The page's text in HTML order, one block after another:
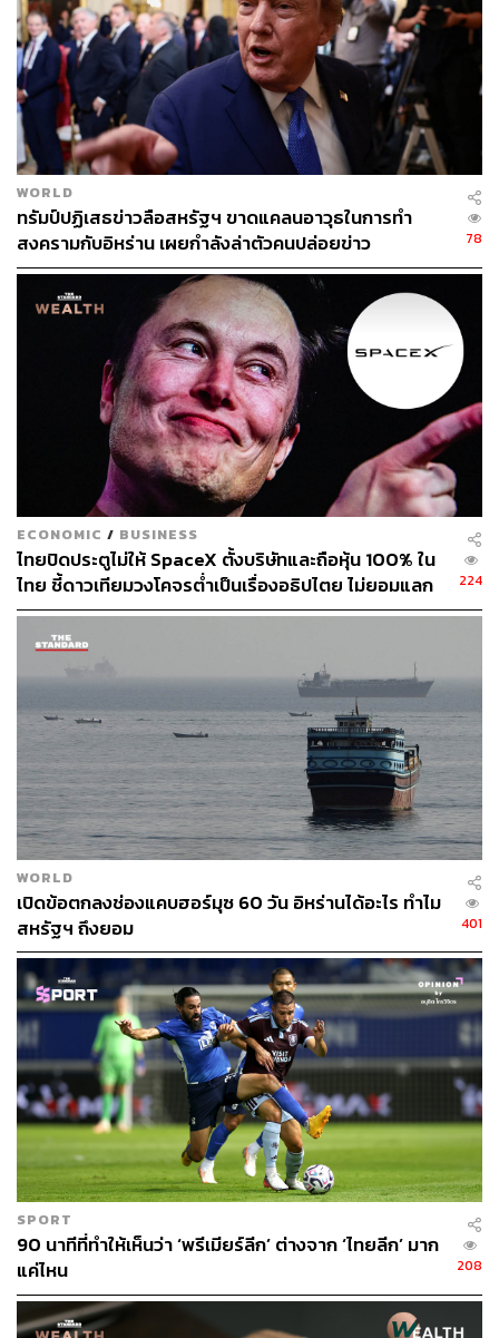
ขณะเดียวกันในช่วงระยะหลังมานี้ในช่วงระยะหลังมานี้นัก
ลงทุนหันมาเก็งว่า ทรัมป์จะสามารถคว้าชัยในการเลือกตั้ง
ครั้งนี้เพิ่มมากขึ้น อันมีส่วนทำให้ค่าเงินดอลลาร์ได้รับแรงซื้อ
เก็งกำไรเพิ่มขึ้นตามไปด้วย ซึ่งแม้ว่าในปัจจุบันราคาทองคำ
จะยังทรงตัวได้ในระดับสูง แต่กระนั้นหากทรัมป์สามารถกลับ
มาดำรงตำแหน่งประธานาธิบดีได้อีกครั้ง หรือที่เรียกว่า
Trump 2.0 มีแนวโน้มที่ราคาทองคำอาจต้องเผชิญกับแรง
กดดันที่อยู่ในระดับสูงยาวนาน เนื่องด้วยหากพิจารณาผลกระ
ทบจากทิศทางนโยบายของทั้งทรัมป์และแฮร์ริสจะพบว่า ผลก
ระทบจากนโยบายของทรัมป์มีแนวโน้มส่งผลเชิงลบต่อราคา
ทองคำมากกว่าเมื่อเทียบกับแนวทางนโยบายของแฮร์ริส
ทั้งนี้ ด้วยการชูแนวคิดการนำสหรัฐอเมริกากลับมาเป็นใหญ่
อีกครั้ง หรือ Make America Great Again (MAGA) สิ่งหนึ่งที่
ทรัมป์มีแนวโน้มให้ความสำคัญคือ ความแข็งแกร่งของค่า
เงินดอลลาร์ สอดคล้องกับเมื่อไม่นานมานี้ทรัมป์มีการ
ประกาศกร้าวที่จะขึ้นคิดภาษีนำเข้าด้วยอัตรา 100.0%
สำหรับประเทศที่เลิกใช้เงินดอลลาร์ ขณะที่ก่อนหน้านี้
นโยบายการตั้งกำแพงภาษีของทรัมป์อยู่ที่ 10.0-20.0%
สำหรับการนำเข้าสินค้าจากทุกประเทศ และราว 60.0% หรือ
มากกว่า เฉพาะการนำเข้าสินค้าจากจีน ซึ่งมีความเป็นไปได้
ว่านโยบายดังกล่าวมีจุดประสงค์ที่จะตอบโต้ความพยายาม
เฉพาะจากกลุ่ม BRICS
อย่างไรก็ดี นักวิเคราะห์คาดว่าหลายประเทศที่ถูกตั้งกำแพง
ภาษีมีแนวโน้มแก้ปัญหาด้วยการควบคุมระดับของค่าเงิน
ประเทศตนเอง เพื่อรักษาระดับราคาขายสินค้าในสินค้าให้สูง
ไปจากเดิมไม่มากนัก แม้มีต้นทุนทางภาษีที่สูงขึ้น ซึ่งการ
ตอบโต้เช่นนี้มีแนวโน้มสร้างแรงหนุนให้กับค่าเงินดอลลาร์
เป็นอย่างมาก แต่ขณะเดียวกันทรัมป์มีแนวโน้มเข้มงวดกับ
การจับตาความเคลื่อนไหวของค่าเงินประเทศคู่ค้า ทำให้วิธี
การแก้ปัญหาดังกล่าวอาจทำได้เพียงระยะหนึ่ง
ท้ายที่สุดการตั้งกำแพงภาษีของทรัมป์มีแนวโน้มทำให้ระดับ
สินค้าและบริการในสหรัฐฯ ปรับตัวสูงขึ้น ซึ่งนับเป็นการลด
อำนาจซื้อของผู้บริโภคสหรัฐฯ และบั่นทอนศักยภาพในการ
แข่งขันของผู้ผลิตในสหรัฐฯ โดยจากการวิเคราะห์ของ
American Action Forum ชี้ว่า กรณีที่สหรัฐฯ ขึ้นภาษีสินค้า
จากทุกประเทศด้วยอัตรา 10.0% มีแนวโน้มเพิ่มต้นทุนค่าใช้
จ่ายให้กับครัวเรือนสหรัฐฯ ที่ราว 2,350 ดอลลาร์ต่อครัวเรือน
ขณะที่เมื่อพิจารณากรณีที่สหรัฐฯ ตั้งภาษีจากจีนด้วยอัตรา
60.0% พบว่า ต้นทุนค่าใช้จ่ายดังกล่าวอาจเพิ่มขึ้นสูงสุดที่
ระดับ 3,900 ดอลลาร์ต่อครัวเรือน
ระดับราคาการใช้จ่ายที่เพิ่มสูงขึ้นดังกล่าวมีแนวโน้มดัน
ระดับเงินเฟ้อสหรัฐฯ ให้ค้างตัวในระดับสูง สร้างความเสี่ยงต่อ
การบรรลุเป้าหมายด้านเงินเฟ้อของธนาคารกลางสหรัฐฯ
(Fed) โดยนักเศรษฐศาสตร์จาก Deutsche Bank คาดการณ์
ว่านโยบายการตั้งกำแพงภาษีของทรัมป์มีแนวโน้มทำให้ดัชนี
WORLD
ทรัมป์ปฏิเสธข่าวลือสหรัฐฯ ขาดแคลนอาวุธในการทำ
สงครามกับอิหร่าน เผยกำลังล่าตัวคนปล่อยข่าว
78
ECONOMIC / BUSINESS
ไทยปิดประตูไม่ให้ SpaceX ตั้งบริษัทและถือหุ้น 100% ใน
ไทย ชี้ดาวเทียมวงโคจรต่ำเป็นเรื่องอธิปไตย ไม่ยอมแลก
ในโต๊ะเจรจาการค้า
224
WORLD
เปิดข้อตกลงช่องแคบฮอร์มุซ 60 วัน อิหร่านได้อะไร ทำไม
สหรัฐฯ ถึงยอม
401
SPORT
90 นาทีที่ทำให้เห็นว่า ‘พรีเมียร์ลีก’ ต่างจาก ‘ไทยลีก’ มาก
แค่ไหน
208